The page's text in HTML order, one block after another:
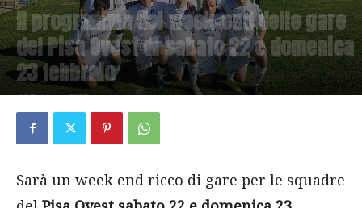
Il programma del week-end delle gare
del Pisa Ovest di sabato 22 e domenica
23 febbraio
21 Febbraio 2025
Sarà un week end ricco di gare per le squadre